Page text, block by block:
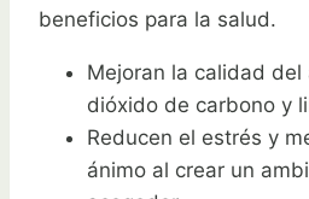
beneficios para la salud.
Mejoran la calidad
dióxido de carbono y
Reducen el estrés y
ánimo al crear un